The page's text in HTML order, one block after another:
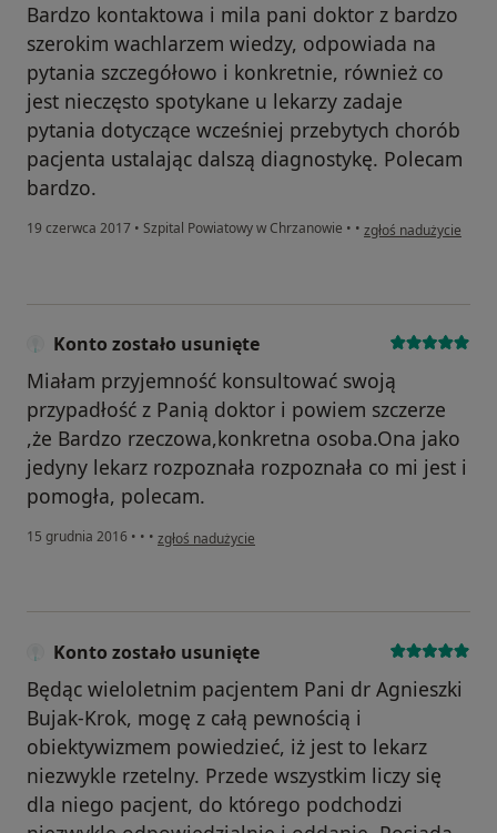
Bardzo kontaktowa i mila pani doktor z bardzo
szerokim wachlarzem wiedzy, odpowiada na
pytania szczegółowo i konkretnie, również co
jest nieczęsto spotykane u lekarzy zadaje
pytania dotyczące wcześniej przebytych chorób
pacjenta ustalając dalszą diagnostykę. Polecam
bardzo.
19 czerwca 2017 • Szpital Powiatowy w Chrzanowie • • w opinii użytkownika
zgłoś nadużycie
Konto zostało usunięte
Miałam przyjemność konsultować swoją
przypadłość z Panią doktor i powiem szczerze
,że Bardzo rzeczowa,konkretna osoba.Ona jako
jedyny lekarz rozpoznała rozpoznała co mi jest i
pomogła, polecam.
15 grudnia 2016 • • • w opinii użytkownika Konto zostało usunięte
zgłoś nadużycie
Konto zostało usunięte
Będąc wieloletnim pacjentem Pani dr Agnieszki
Bujak-Krok, mogę z całą pewnością i
obiektywizmem powiedzieć, iż jest to lekarz
niezwykle rzetelny. Przede wszystkim liczy się
dla niego pacjent, do którego podchodzi